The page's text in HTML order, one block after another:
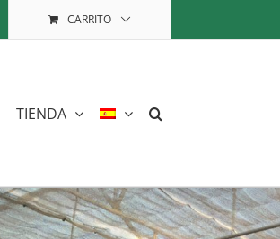
CARRITO
TIENDA